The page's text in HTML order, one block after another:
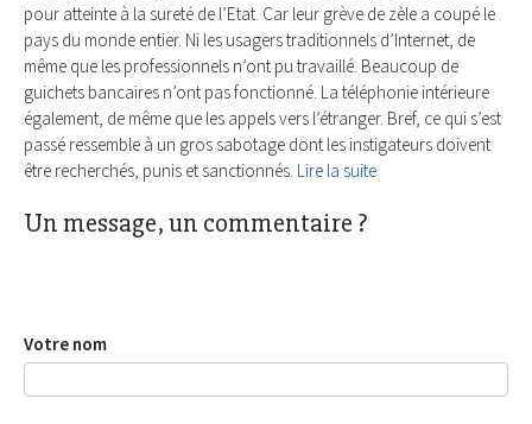
pour atteinte à la sureté de l’Etat. Car leur grève de zèle a coupé le
pays du monde entier. Ni les usagers traditionnels d’Internet, de
même que les professionnels n’ont pu travaillé. Beaucoup de
guichets bancaires n’ont pas fonctionné. La téléphonie intérieure
également, de même que les appels vers l’étranger. Bref, ce qui s’est
passé ressemble à un gros sabotage dont les instigateurs doivent
être recherchés, punis et sanctionnés. Lire la suite
Un message, un commentaire ?
Votre nom